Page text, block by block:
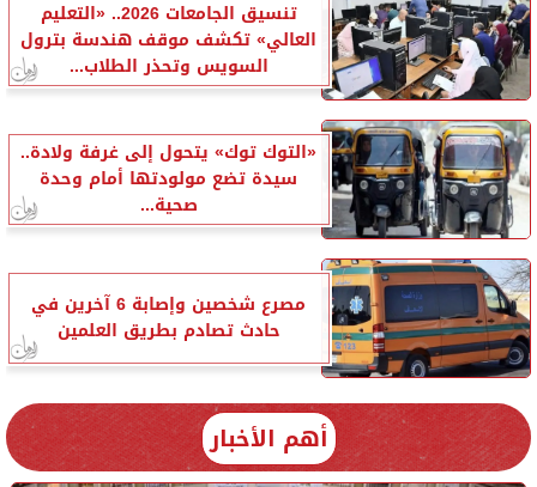
تنسيق الجامعات 2026.. «التعليم
العالي» تكشف موقف هندسة بترول
السويس وتحذر الطلاب...
«التوك توك» يتحول إلى غرفة ولادة..
سيدة تضع مولودتها أمام وحدة
صحية...
مصرع شخصين وإصابة 6 آخرين في
حادث تصادم بطريق العلمين
أهم الأخبار